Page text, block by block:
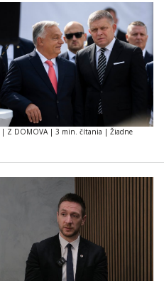
| Z DOMOVA | 3 min. čítania | Žiadne